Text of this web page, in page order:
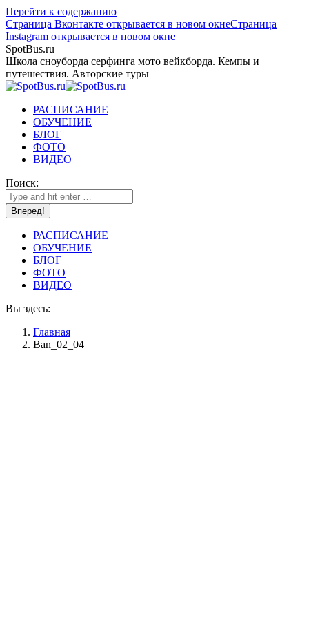
Перейти к содержанию
Страница Вконтакте открывается в новом окнеСтраница
Instagram открывается в новом окне
SpotBus.ru
Школа сноуборда серфинга мото вейкборда. Кемпы и
путешествия. Авторские туры
РАСПИСАНИЕ
ОБУЧЕНИЕ
БЛОГ
ФОТО
ВИДЕО
Поиск:
РАСПИСАНИЕ
ОБУЧЕНИЕ
БЛОГ
ФОТО
ВИДЕО
Вы здесь:
Главная
Ban_02_04